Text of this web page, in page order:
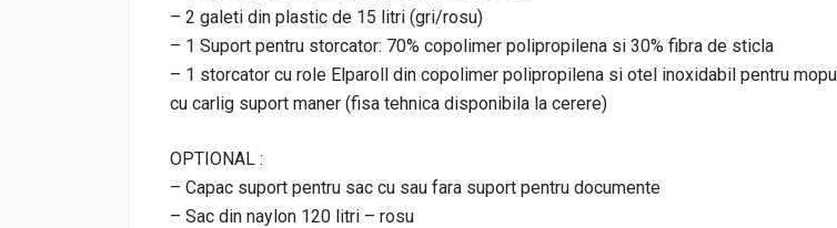
– 2 galeti din plastic de 15 litri (gri/rosu)
– 1 Suport pentru storcator: 70% copolimer polipropilena si 30% fibra de sticla
– 1 storcator cu role Elparoll din copolimer polipropilena si otel inoxidabil pentru
cu carlig suport maner (fisa tehnica disponibila la cerere)
OPTIONAL :
– Capac suport pentru sac cu sau fara suport pentru documente
– Sac din naylon 120 litri – rosu